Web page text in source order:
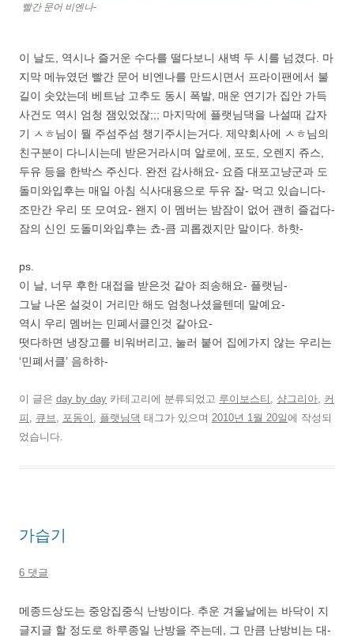
빨간 문어 비엔나-
이 날도, 역시나 즐거운 수다를 떨다보니 새벽 두 시를 넘겼다. 마
지막 메뉴였던 빨간 문어 비엔나를 만드시면서 프라이팬에서 불
길이 솟았는데 베트남 고추도 동시 폭발, 매운 연기가 집안 가득
사건도 역시 엄청 잼있었잖;;; 마지막에 플랫님댁을 나설때 갑자
기 ㅅㅎ님이 뭘 주섬주섬 챙기주시는거다. 제약회사에 ㅅㅎ님의
친구분이 다니시는데 받은거라시며 알로에, 포도, 오렌지 쥬스,
두유 등을 한박스 주신다. 완전 감사해요- 요즘 대포고냥군과 도
돌미와입후는 매일 아침 식사대용으로 두유 잘- 먹고 있습니다-
조만간 우리 또 모여요- 왠지 이 멤버는 밤잠이 없어 괜히 즐겁다-
잠의 신인 도돌미와입후는 쵸-큼 괴롭겠지만 말이다. 하핫-
ps.
이 날, 너무 후한 대접을 받은것 같아 죄송해요- 플랫님-
그날 나온 설겆이 거리만 해도 엄청나셨을텐데 말예요-
역시 우리 멤버는 민폐서클인것 같아요-
떳다하면 냉장고를 비워버리고, 눌러 붙어 집에가지 않는 우리는
‘민폐서클’ 음하하-
이 글은 day by day 카테고리에 분류되었고 루이보스티 샹그리아 커
피
큐브 포동이 플랫님댁 태그가 있으며 2010년 1월 20일에 작성되
었습니다.
가습기
6 댓글
메종드상도는 중앙집중식 난방이다. 추운 겨울날에는 바닥이 지
글지글 할 정도로 하루종일 난방을 주는데, 그 만큼 난방비는 대-